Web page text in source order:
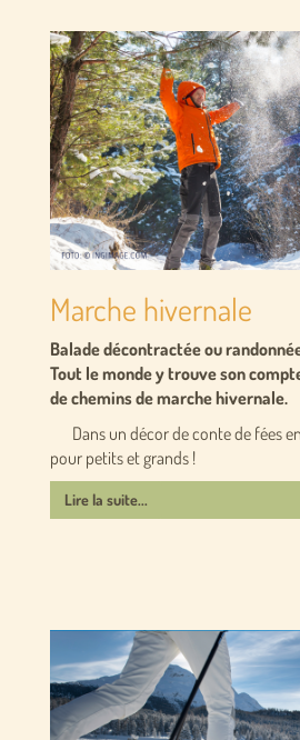
Marche hivernale
Balade décontractée ou
Tout le monde y trouve son
de chemins de marche hivernale.
Dans un décor de conte de fées
pour petits et grands !
Lire la suite...